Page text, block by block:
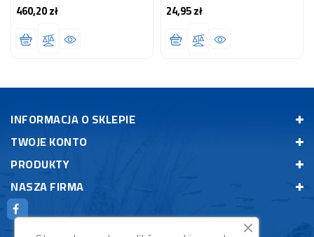
460,20 złCena 24,95 złCena
INFORMACJA O SKLEPIE
TWOJE KONTO
PRODUKTY
NASZA FIRMA